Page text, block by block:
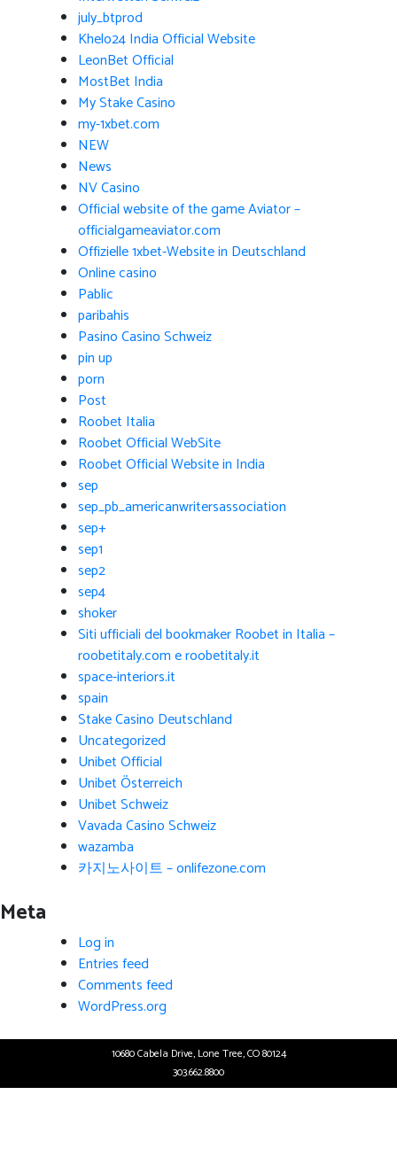
july_btprod
Khelo24 India Official Website
LeonBet Official
MostBet India
My Stake Casino
my-1xbet.com
NEW
News
NV Casino
Official website of the game Aviator –
officialgameaviator.com
Offizielle 1xbet-Website in Deutschland
Online casino
Pablic
paribahis
Pasino Casino Schweiz
pin up
porn
Post
Roobet Italia
Roobet Official WebSite
Roobet Official Website in India
sep
sep_pb_americanwritersassociation
sep+
sep1
sep2
sep4
shoker
Siti ufficiali del bookmaker Roobet in Italia –
roobetitaly.com e roobetitaly.it
space-interiors.it
spain
Stake Casino Deutschland
Uncategorized
Unibet Official
Unibet Österreich
Unibet Schweiz
Vavada Casino Schweiz
wazamba
카지노사이트 – onlifezone.com
Meta
Log in
Entries feed
Comments feed
WordPress.org
10680 Cabela Drive, Lone Tree, CO 80124
303.662.8800